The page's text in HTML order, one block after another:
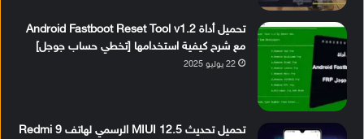
تحميل أداة Android Fastboot Reset Tool v1.2
مع شرح كيفية استخدامها [تخطي حساب جوجل]
22 يوليو 2025
تحميل تحديث MIUI 12.5 الرسمي لهاتف Redmi 9